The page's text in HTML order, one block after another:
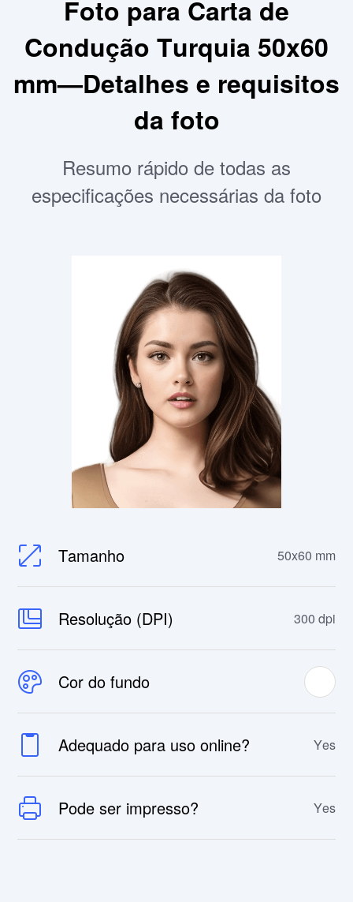
Foto para Carta de
Condução Turquia 50x60
mm—Detalhes e requisitos
da foto
Resumo rápido de todas as
especificações necessárias da foto
Tamanho 50x60 mm
Resolução (DPI) 300 dpi
Cor do fundo
Adequado para uso online? Yes
Pode ser impresso? Yes